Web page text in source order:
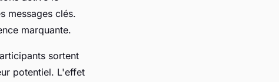
messages clés.
marquante.
sortent
potentiel. L'effet